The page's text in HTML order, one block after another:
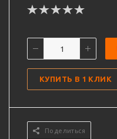
КУПИТЬ В 1 КЛИК
Поделиться